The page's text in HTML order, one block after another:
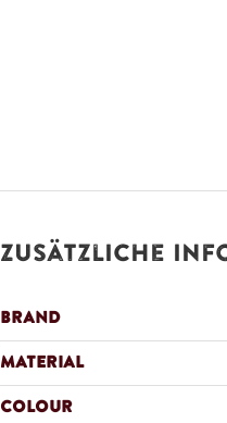
Zusätzliche
Brand
Material
Colour